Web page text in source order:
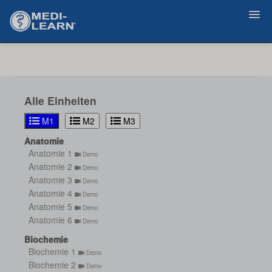
Alle Einheiten
M1 M2
M3
Anatomie
Anatomie 1
Demo
Anatomie 2 Demo
Anatomie 3 Demo
Anatomie 4 Demo
Anatomie 5 Demo
Anatomie 6 Demo
Biochemie
Biochemie 1
Demo
Biochemie 2 Demo